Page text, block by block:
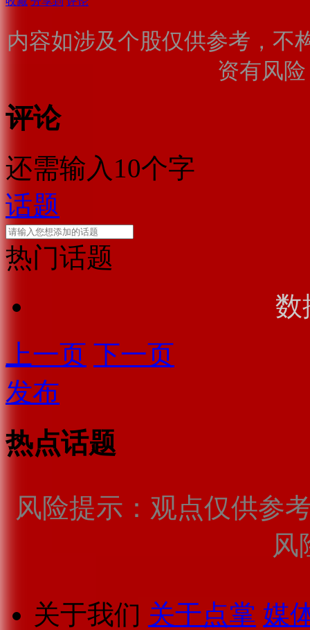
内容如涉及个股仅供参考，不
资有风
评论
还需输入10个字
话题
热门话题
数
上一页 下一页
发布
热点话题
风险提示：观点仅供参
风
关于我们 关于点掌 媒